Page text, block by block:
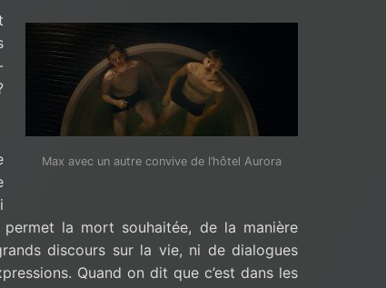
Max avec un autre convive de l’hôtel Aurora
permet la mort souhaitée, de la manière
discours sur la vie, ni de dialogues
Quand on dit que c’est dans les